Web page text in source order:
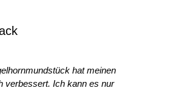
hat meinen
verbessert. Ich kann es nur